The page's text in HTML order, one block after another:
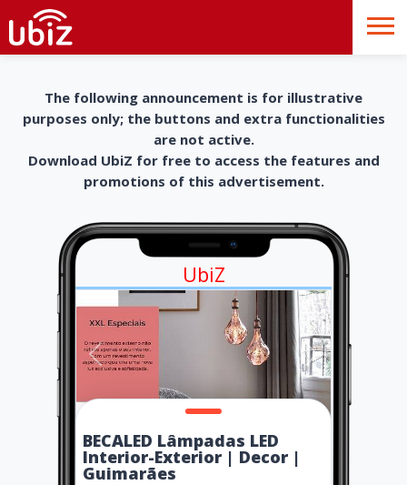
The following announcement is for illustrative
purposes only; the buttons and extra functionalities
are not active.
Download UbiZ for free to access the features and
promotions of this advertisement.
UbiZ
BECALED Lâmpadas LED
Interior-Exterior | Decor |
Guimarães